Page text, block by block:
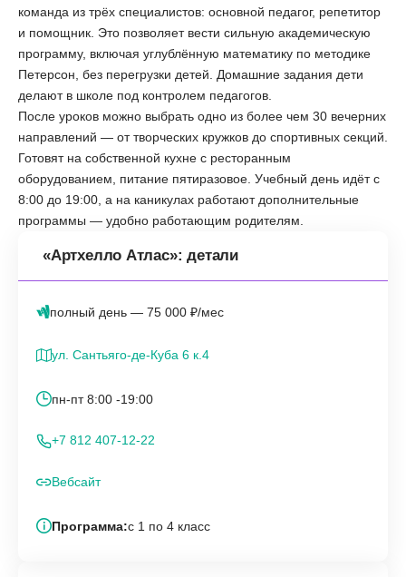
команда из трёх специалистов: основной педагог, репетитор
и помощник. Это позволяет вести сильную академическую
программу, включая углублённую математику по методике
Петерсон, без перегрузки детей. Домашние задания дети
делают в школе под контролем педагогов.
После уроков можно выбрать одно из более чем 30 вечерних
направлений — от творческих кружков до спортивных секций.
Готовят на собственной кухне с ресторанным
оборудованием, питание пятиразовое. Учебный день идёт с
8:00 до 19:00, а на каникулах работают дополнительные
программы — удобно работающим родителям.
«Артхелло Атлас»: детали
полный день — 75 000 ₽/мес
ул. Сантьяго-де-Куба 6 к.4
пн-пт 8:00 -19:00
+7 812 407-12-22
Вебсайт
Программа:с 1 по 4 класс